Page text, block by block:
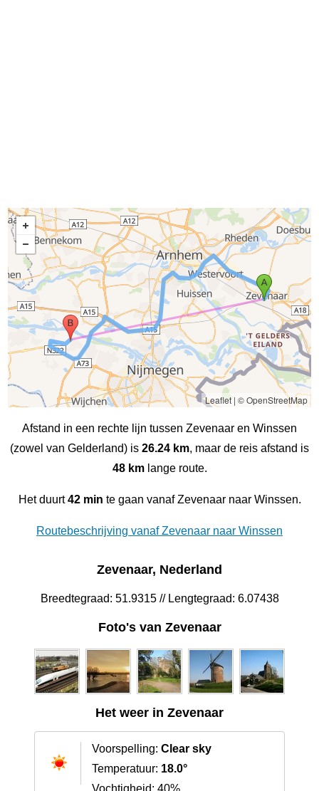
Leaflet| © OpenStreetMap
Afstand in een rechte lijn tussen Zevenaar en Winssen
(zowel van Gelderland) is 26.24 km, maar de reis afstand is
48 kmlange route.
Het duurt42 min te gaan vanaf Zevenaar naar Winssen.
Routebeschrijving vanaf Zevenaar naar Winssen
Zevenaar, Nederland
Breedtegraad: 51.9315 // Lengtegraad: 6.07438
Foto's van Zevenaar
Het weer in Zevenaar
Voorspelling: Clear sky
Temperatuur: 18.0°